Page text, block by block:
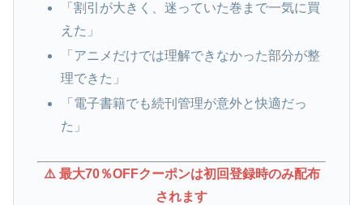
「割引が大きく、迷っていた巻まで一気に買
えた」
「アニメだけでは理解できなかった部分が整
理できた」
「電子書籍でも続刊管理が意外と快適だっ
た」
⚠️ 最大70％OFFクーポンは初回登録時のみ配布
されます